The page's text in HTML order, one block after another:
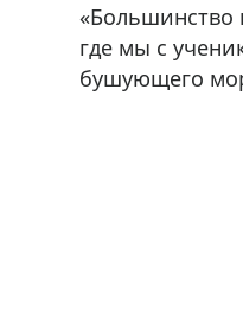
«Большинство
где мы с
бушующего